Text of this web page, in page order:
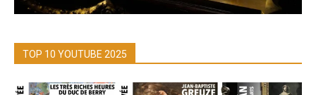
TOP 10 YOUTUBE 2025